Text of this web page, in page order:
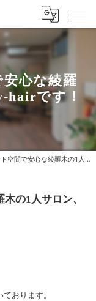
心な綾羅
hairです！
心な綾羅木の1人サロン、Bravery-hairです！
の1人サロン、
おります。